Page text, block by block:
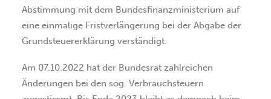
Abstimmung mit dem Bundesfinanzministerium auf
eine einmalige Fristverlängerung bei der Abgabe der
Grundsteuererklärung verständigt.
Am 07.10.2022 hat der Bundesrat zahlreichen
Änderungen bei den sog. Verbrauchsteuern